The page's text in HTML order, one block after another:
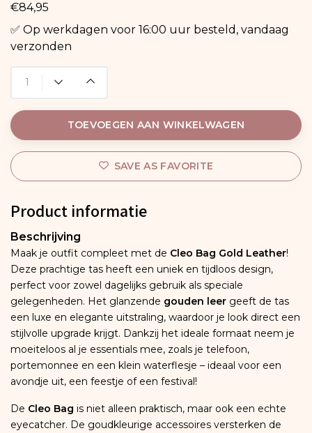
€84,95
✅ Op werkdagen voor 16:00 uur besteld, vandaag
verzonden
TOEVOEGEN AAN WINKELWAGEN
SAVE AS FAVORITE
Product informatie
Beschrijving
Maak je outfit compleet met de Cleo Bag Gold Leather!
Deze prachtige tas heeft een uniek en tijdloos design,
perfect voor zowel dagelijks gebruik als speciale
gelegenheden. Het glanzende gouden leer geeft de tas
een luxe en elegante uitstraling, waardoor je look direct een
stijlvolle upgrade krijgt. Dankzij het ideale formaat neem je
moeiteloos al je essentials mee, zoals je telefoon,
portemonnee en een klein waterflesje – ideaal voor een
avondje uit, een feestje of een festival!
De Cleo Bag is niet alleen praktisch, maar ook een echte
eyecatcher. De goudkleurige accessoires versterken de